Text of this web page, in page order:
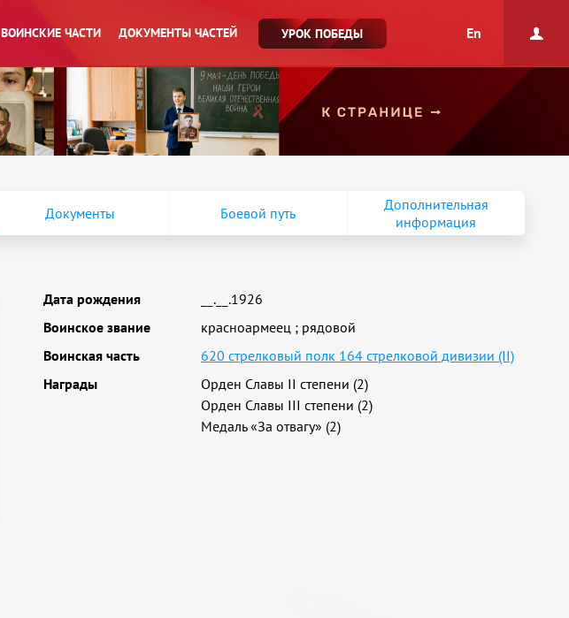
ВОИНСКИЕ ЧАСТИ ДОКУМЕНТЫ ЧАСТЕЙ УРОК ПОБЕДЫ En
Документы Боевой путь
Дополнительная
информация
Дата рождения
__.__.1926
Воинское звание
красноармеец ; рядовой
Воинская часть
620 стрелковый полк 164 стрелковой дивизии (II)
Награды
Орден Славы II степени (2)
Орден Славы III степени (2)
Медаль «За отвагу» (2)